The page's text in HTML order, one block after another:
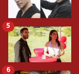
5
6